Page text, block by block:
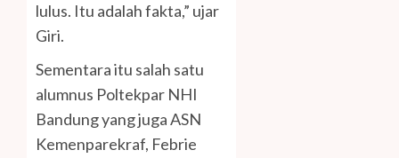
lulus. Itu adalah fakta,” ujar
Giri.
Sementara itu salah satu
alumnus Poltekpar NHI
Bandung yang juga ASN
Kemenparekraf, Febrie